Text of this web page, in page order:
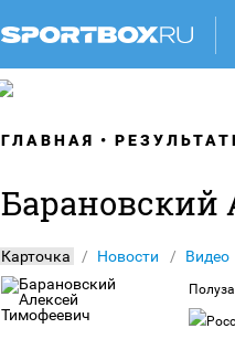
ГЛАВНАЯ
Барановский
Карточка Новости Видео